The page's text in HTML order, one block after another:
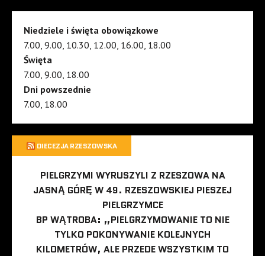
Niedziele i święta obowiązkowe
7.00, 9.00, 10.30, 12.00, 16.00, 18.00
Święta
7.00, 9.00, 18.00
Dni powszednie
7.00, 18.00
DIECEZJA RZESZOWSKA
PIELGRZYMI WYRUSZYLI Z RZESZOWA NA
JASNĄ GÓRĘ W 49. RZESZOWSKIEJ PIESZEJ
PIELGRZYMCE
BP WĄTROBA: „PIELGRZYMOWANIE TO NIE
TYLKO POKONYWANIE KOLEJNYCH
KILOMETRÓW, ALE PRZEDE WSZYSTKIM TO